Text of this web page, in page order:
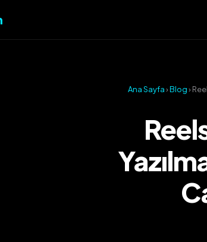
Ana Sayfa›Blog›